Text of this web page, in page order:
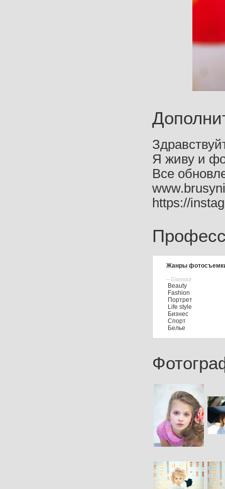
Я живу и
Все
https://
Жанры
– Glamour
Beauty
Fashion
Портрет
Life style
Бизнес
Спорт
Белье